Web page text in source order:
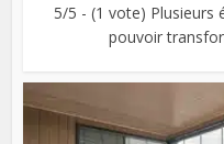
5/5 - (1 vote)
pouvoir